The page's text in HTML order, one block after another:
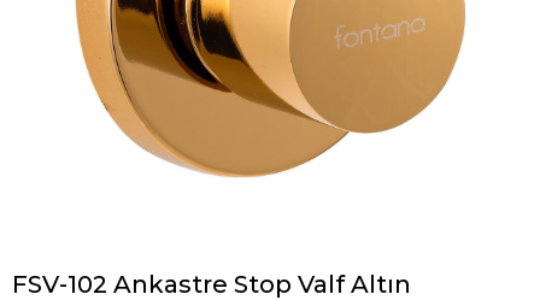
FSV-102 Ankastre Stop Valf Altın